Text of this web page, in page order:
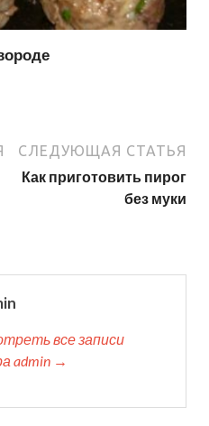
СЛЕДУЮЩАЯ СТАТЬЯ
Как приготовить пирог
без муки
все записи
admin →